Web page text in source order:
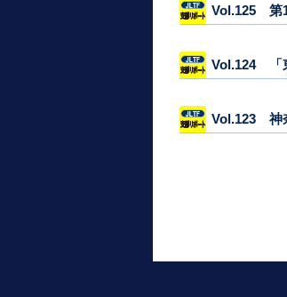
Vol.125 第
Vol.124 「
Vol.123 神